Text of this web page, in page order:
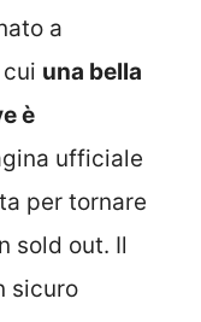
a
una bella
è
ufficiale
per tornare
sold out. Il
sicuro